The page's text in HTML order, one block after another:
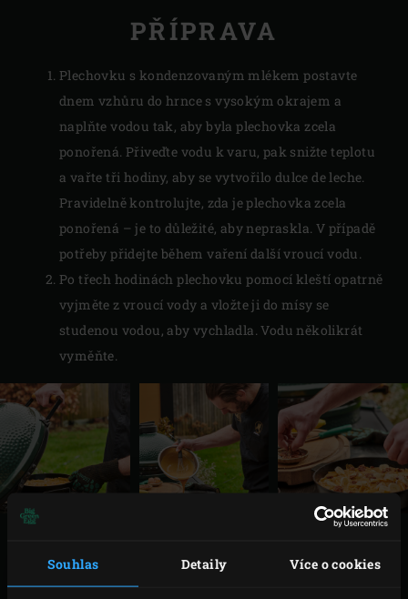
Souhlas Detaily Více o cookies
PŘÍPRAVA
Plechovku s kondenzovaným mlékem postavte
dnem vzhůru do hrnce s vysokým okrajem a
naplňte vodou tak, aby byla plechovka zcela
ponořená. Přiveďte vodu k varu, pak snižte teplotu
a vařte tři hodiny, aby se vytvořilo dulce de leche.
Pravidelně kontrolujte, zda je plechovka zcela
ponořená – je to důležité, aby nepraskla. V případě
potřeby přidejte během vaření další vroucí vodu.
Po třech hodinách plechovku pomocí kleští opatrně
vyjměte z vroucí vody a vložte ji do mísy se
studenou vodou, aby vychladla. Vodu několikrát
vyměňte.
Zapaltedřevěné uhlí